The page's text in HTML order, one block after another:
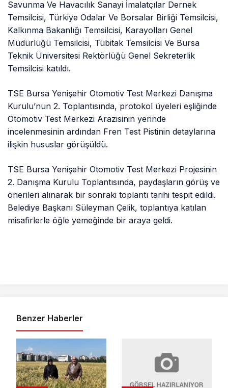
Savunma Ve Havacılık Sanayi İmalatçılar Dernek
Temsilcisi, Türkiye Odalar Ve Borsalar Birliği Temsilcisi,
Kalkınma Bakanlığı Temsilcisi, Karayolları Genel
Müdürlüğü Temsilcisi, Tübitak Temsilcisi Ve Bursa
Teknik Üniversitesi Rektörlüğü Genel Sekreterlik
Temsilcisi katıldı.
TSE Bursa Yenişehir Otomotiv Test Merkezi Danışma
Kurulu’nun 2. Toplantısında, protokol üyeleri eşliğinde
Otomotiv Test Merkezi Arazisinin yerinde
incelenmesinin ardından Fren Test Pistinin detaylarına
ilişkin hususlar görüşüldü.
TSE Bursa Yenişehir Otomotiv Test Merkezi Projesinin
2. Danışma Kurulu Toplantısında, paydaşların görüş ve
önerileri alınarak bir sonraki toplantı tarihi tespit edildi.
Belediye Başkanı Süleyman Çelik, toplantıya katılan
misafirlerle öğle yemeğinde bir araya geldi.
Benzer Haberler